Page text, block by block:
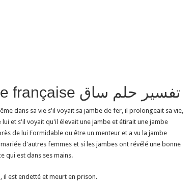
traduction en langue française تفسير حلم ساق
dans sa vie s'il voyait sa jambe de fer, il prolongeait sa vie,
et s'il voyait qu'il élevait une jambe et étirait une jambe
de lui Formidable ou être un menteur et a vu la jambe
d'autres femmes et si les jambes ont révélé une bonne
qui est dans ses mains.
il est endetté et meurt en prison.